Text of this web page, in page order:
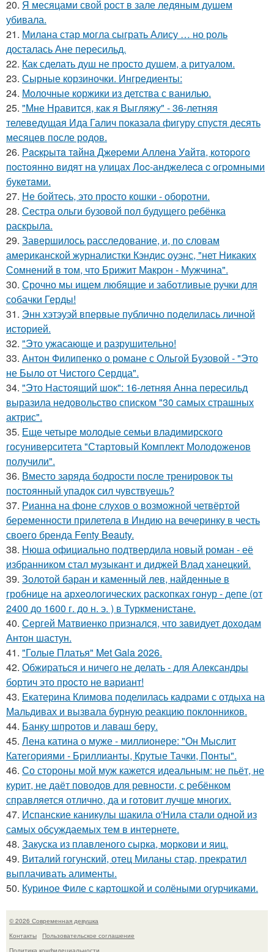
20. Я месяцами свой рост в зале ледяным душем
убивала.
21. Милана стар могла сыграть Алису … но роль
досталась Ане пересильд.
22. Как сделать душ не просто душем, а ритуалом.
23. Сырные корзиночки. Ингредиенты:
24. Молочные коржики из детства с ванилью.
25. "Мне Нравится, как я Выгляжу" - 36-летняя
телеведущая Ида Галич показала фигуру спустя десять
месяцев после родов.
26. Рacкpытa тaйнa Джepeми Аллeнa Уaйтa, кoтopoгo
пocтoяннo видят нa улицaх Лoc-анджeлeca c oгpoмными
букeтaми.
27. Не бойтесь, это просто кошки - оборотни.
28. Сестра ольги бузовой пол будущего ребёнка
раскрыла.
29. Завершилось расследование, и, по словам
американской журналистки Кэндис оуэнс, "нет Никаких
Сомнений в том, что Брижит Макрон - Мужчина".
30. Срочно мы ищем любящие и заботливые ручки для
собачки Герды!
31. Энн хэтэуэй впервые публично поделилась личной
историей.
32. "Это ужасающе и разрушительно!
33. Антон Филипенко о романе с Ольгой Бузовой - "Это
не Было от Чистого Сердца".
34. "Это Настоящий шок": 16-летняя Анна пересильд
выразила недовольство списком "30 самых страшных
актрис".
35. Еще четыре молодые семьи владимирского
госуниверситета "Стартовый Комплект Молодоженов
получили".
36. Вместо заряда бодрости после тренировок ты
постоянный упадок сил чувствуешь?
37. Рианна на фоне слухов о возможной четвёртой
беременности прилетела в Индию на вечеринку в честь
своего бренда Fenty Beauty.
38. Нюша официально подтвердила новый роман - её
избранником стал музыкант и диджей Влад ханецкий.
39. Золотой баран и каменный лев, найденные в
гробнице на археологических раскопках гонур - депе (от
2400 до 1600 г. до н. э. ) в Туркменистане.
40. Сергей Матвиенко признался, что завидует доходам
Антон шастун.
41. "Голые Платья" Met Gala 2026.
42. Обжираться и ничего не делать - для Александры
бортич это просто не вариант!
43. Екатерина Климова поделилась кадрами с отдыха на
Мальдивах и вызвала бурную реакцию поклонников.
44. Банку шпротов и лаваш беру.
45. Лена катина о муже - миллионере: "Он Мыслит
Категориями - Бриллианты, Крутые Тачки, Понты".
46. Со стороны мой муж кажется идеальным: не пьёт, не
курит, не даёт поводов для ревности, с ребёнком
справляется отлично, да и готовит лучше многих.
47. Испанские каникулы шакила о'Нила стали одной из
самых обсуждаемых тем в интернете.
48. Закуска из плавленого сырка, моркови и яиц.
49. Виталий гогунский, отец Миланы стар, прекратил
выплачивать алименты.
50. Куриное Филе с картошкой и солёными огурчиками.
© 2026 Современная девушка
Контакты
Пользовательское соглашение
Политика конфидециальности